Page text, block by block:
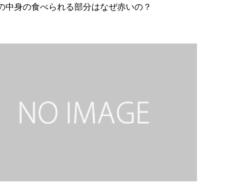
中身の食べられる部分はなぜ赤いの？